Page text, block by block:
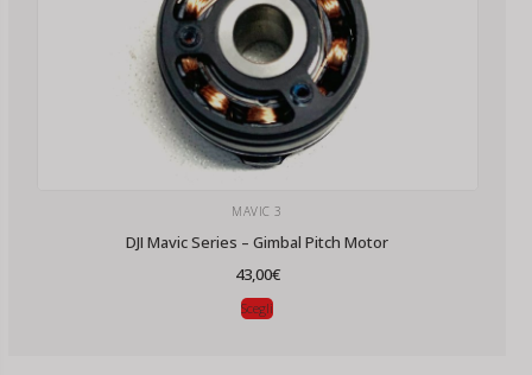
MAVIC 3
DJI Mavic Series – Gimbal Pitch Motor
43,00€
Scegli